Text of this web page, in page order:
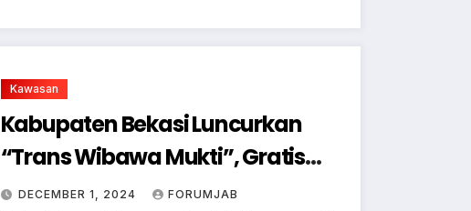
Kawasan
Kabupaten Bekasi Luncurkan
“Trans Wibawa Mukti”, Gratis
sampai Januari 2025!
DECEMBER 1, 2024 FORUMJAB